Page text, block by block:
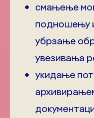
смањење
подношењу
убрзање
увезивања
укидање